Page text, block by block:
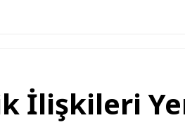
İlişkileri